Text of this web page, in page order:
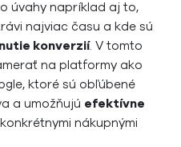
úvahy napríklad aj to,
najviac času a kde sú
konverzií. V tomto
na platformy ako
ktoré sú obľúbené
a umožňujú efektívne
nákupnými